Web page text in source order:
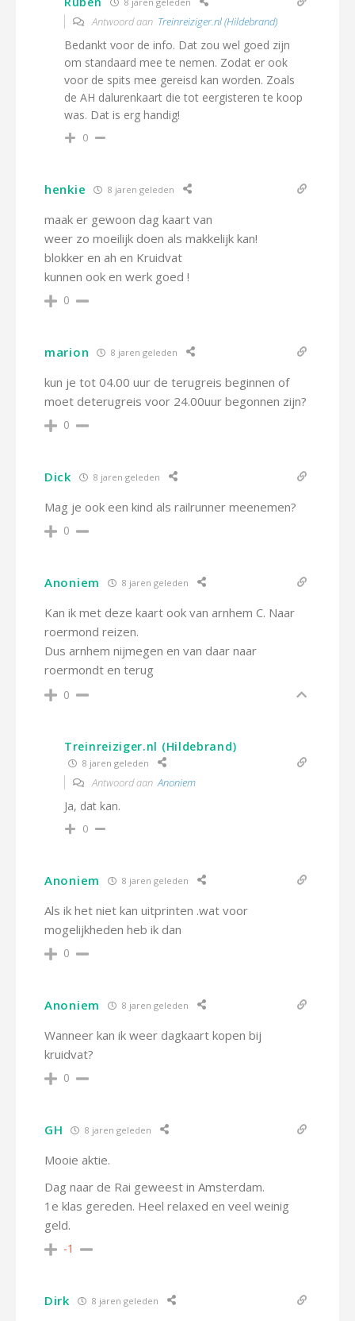
Antwoord aan Treinreiziger.nl (Hildebrand)
Bedankt voor de info. Dat zou wel goed zijn
om standaard mee te nemen. Zodat er ook
voor de spits mee gereisd kan worden. Zoals
de AH dalurenkaart die tot eergisteren te koop
was. Dat is erg handig!
0
henkie 8 jaren geleden
maak er gewoon dag kaart van
weer zo moeilijk doen als makkelijk kan!
blokker en ah en Kruidvat
kunnen ook en werk goed !
0
marion 8 jaren geleden
kun je tot 04.00 uur de terugreis beginnen of
moet deterugreis voor 24.00uur begonnen zijn?
0
Dick 8 jaren geleden
Mag je ook een kind als railrunner meenemen?
0
Anoniem 8 jaren geleden
Kan ik met deze kaart ook van arnhem C. Naar
roermond reizen.
Dus arnhem nijmegen en van daar naar
roermondt en terug
0
Treinreiziger.nl (Hildebrand)
8 jaren geleden
Antwoord aanAnoniem
Ja, dat kan.
0
Anoniem 8 jaren geleden
Als ik het niet kan uitprinten .wat voor
mogelijkheden heb ik dan
0
Anoniem 8 jaren geleden
Wanneer kan ik weer dagkaart kopen bij
kruidvat?
0
GH 8 jaren geleden
Mooie aktie.
Dag naar de Rai geweest in Amsterdam.
1e klas gereden. Heel relaxed en veel weinig
geld.
-1
Dirk 8 jaren geleden